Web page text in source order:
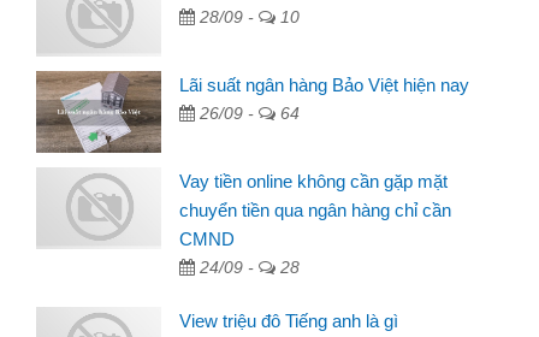
28/09 - 10
Lãi suất ngân hàng Bảo Việt hiện nay
26/09 - 64
Vay tiền online không cần gặp mặt
chuyển tiền qua ngân hàng chỉ cần
CMND
24/09 - 28
View triệu đô Tiếng anh là gì